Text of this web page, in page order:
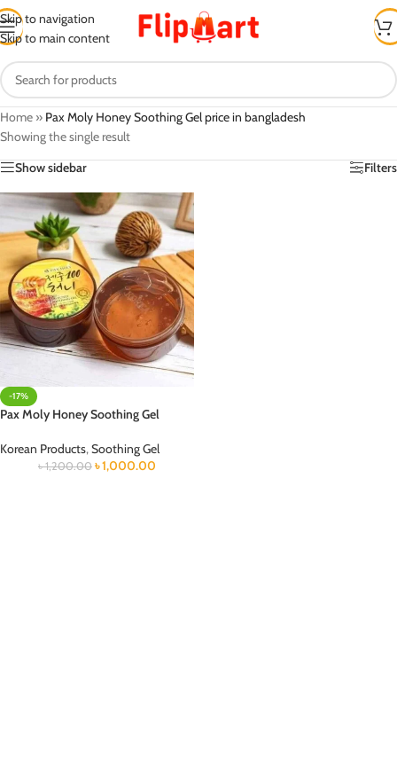
Skip to navigation
Skip to main content
Home » Pax Moly Honey Soothing Gel price in bangladesh
Showing the single result
Show sidebar
Filters
-17%
Pax Moly Honey Soothing Gel
Korean Products,Soothing Gel
৳1,200.00 ৳1,000.00